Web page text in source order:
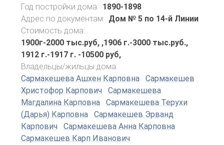
Год постройки дома: 1890-1898
Адрес по документам: Дом № 5 по 14-й Линии
Стоимость дома:
1900г-2000 тыс.руб, ,1906 г.-3000 тыс.руб.,
1912 г.-1917 г. -10500 руб,
Владельцы/жильцы дома:
Сармакешева Ашхен Карповна
Сармакешев
Христофор Карпович
Сармакешева
Магдалина Карповна
Сармакешева Терухи
(Дарья) Карповна
Сармакешев Эрванд
Карпович
Сармакешева Анна Карповна
Сармакешев Карп Иванович